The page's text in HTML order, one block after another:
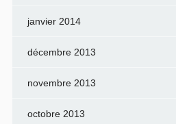
janvier 2014
décembre 2013
novembre 2013
octobre 2013